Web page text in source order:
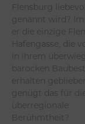
Flensburg
genannt wird?
er die einzige
Hafengasse, die
in ihrem
barocken
erhalten
genügt das für
überregionale
Berühmtheit?